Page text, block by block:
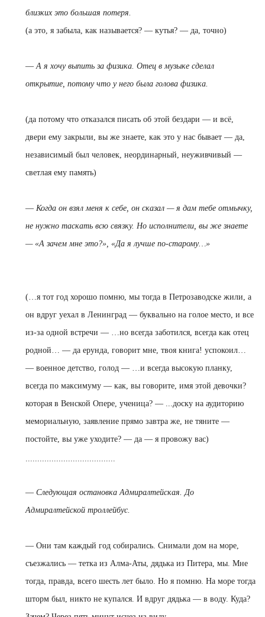
близких это большая потеря.
(а это, я забыла, как называется? — кутья? — да, точно)
—А я хочу выпить за физика. Отец в музыке сделал
открытие, потому что у него была голова физика.
(да потому что отказался писать об этой бездари — и всё,
двери ему закрыли, вы же знаете, как это у нас бывает — да,
независимый был человек, неординарный, неуживчивый —
светлая ему память)
—Когда он взял меня к себе, он сказал — я дам тебе отмычку,
не нужно таскать всю связку. Но исполнители, вы же знаете
— «А зачем мне это?», «Да я лучше по-старому…»
(…я тот год хорошо помню, мы тогда в Петрозаводске жили, а
он вдруг уехал в Ленинград — буквально на голое место, и все
из-за одной встречи — …но всегда заботился, всегда как отец
родной… — да ерунда, говорит мне, твоя книга! успокоил…
— военное детство, голод — …и всегда высокую планку,
всегда по максимуму — как, вы говорите, имя этой девочки?
которая в Венской Опере, ученица? — ...доску на аудиторию
мемориальную, заявление прямо завтра же, не тяните —
постойте, вы уже уходите? — да — я провожу вас)
—Следующая остановка Адмиралтейская. До
Адмиралтейской троллейбус.
—Они там каждый год собирались. Снимали дом на море,
съезжались — тетка из Алма-Аты, дядька из Питера, мы. Мне
тогда, правда, всего шесть лет было. Но я помню. На море тогда
шторм был, никто не купался. И вдруг дядька — в воду. Куда?